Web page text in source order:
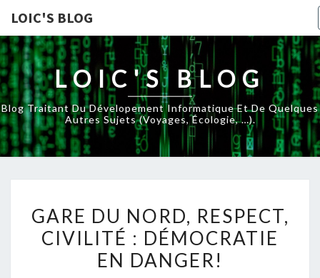
LOIC'S BLOG
LOIC'S BLOG
Blog Traitant Du Dévelopement Informatique Et De Quelques
Autres Sujets (voyages, Écologie, …).
DU
NORD,
RESPECT,
GARE DU NORD, RESPECT,
CIVILITÉ : DÉMOCRATIE
EN DANGER!